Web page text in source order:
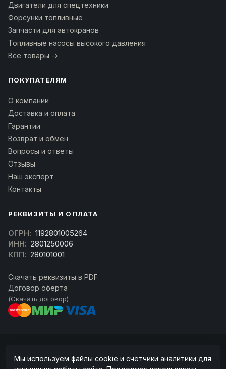
Двигатели для спецтехники
Форсунки топливные
Запчасти для автокранов
Топливные насосы высокого давления
Все товары →
ПОКУПАТЕЛЯМ
О компании
Доставка и оплата
Гарантии
Возврат и обмен
Вопросы и ответы
Отзывы
Наш эксперт
Контакты
РЕКВИЗИТЫ И ОПЛАТА
ОГРН: 1192801005264
ИНН: 2801250006
КПП: 280101001
Скачать реквизиты в PDF
Договор оферта
(Скачать договор)
ссылка на источник обязательна.
Мы используем файлы cookie и счётчики аналитики для